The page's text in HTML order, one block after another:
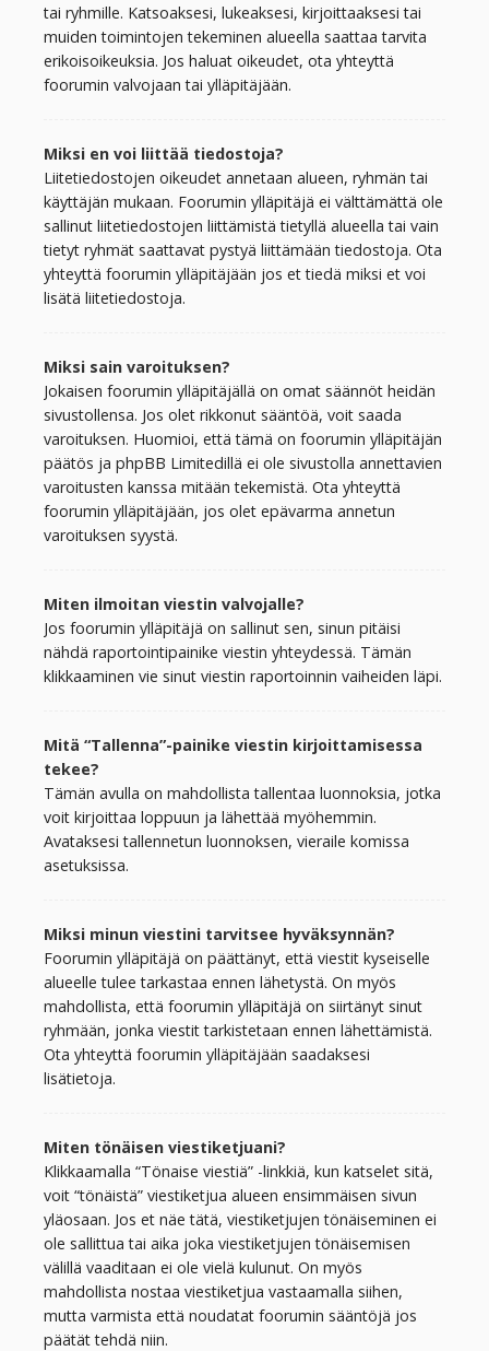
tai ryhmille. Katsoaksesi, lukeaksesi, kirjoittaaksesi tai
muiden toimintojen tekeminen alueella saattaa tarvita
erikoisoikeuksia. Jos haluat oikeudet, ota yhteyttä
foorumin valvojaan tai ylläpitäjään.
Miksi en voi liittää tiedostoja?
Liitetiedostojen oikeudet annetaan alueen, ryhmän tai
käyttäjän mukaan. Foorumin ylläpitäjä ei välttämättä ole
sallinut liitetiedostojen liittämistä tietyllä alueella tai vain
tietyt ryhmät saattavat pystyä liittämään tiedostoja. Ota
yhteyttä foorumin ylläpitäjään jos et tiedä miksi et voi
lisätä liitetiedostoja.
Miksi sain varoituksen?
Jokaisen foorumin ylläpitäjällä on omat säännöt heidän
sivustollensa. Jos olet rikkonut sääntöä, voit saada
varoituksen. Huomioi, että tämä on foorumin ylläpitäjän
päätös ja phpBB Limitedillä ei ole sivustolla annettavien
varoitusten kanssa mitään tekemistä. Ota yhteyttä
foorumin ylläpitäjään, jos olet epävarma annetun
varoituksen syystä.
Miten ilmoitan viestin valvojalle?
Jos foorumin ylläpitäjä on sallinut sen, sinun pitäisi
nähdä raportointipainike viestin yhteydessä. Tämän
klikkaaminen vie sinut viestin raportoinnin vaiheiden läpi.
Mitä “Tallenna”-painike viestin kirjoittamisessa
tekee?
Tämän avulla on mahdollista tallentaa luonnoksia, jotka
voit kirjoittaa loppuun ja lähettää myöhemmin.
Avataksesi tallennetun luonnoksen, vieraile komissa
asetuksissa.
Miksi minun viestini tarvitsee hyväksynnän?
Foorumin ylläpitäjä on päättänyt, että viestit kyseiselle
alueelle tulee tarkastaa ennen lähetystä. On myös
mahdollista, että foorumin ylläpitäjä on siirtänyt sinut
ryhmään, jonka viestit tarkistetaan ennen lähettämistä.
Ota yhteyttä foorumin ylläpitäjään saadaksesi
lisätietoja.
Miten tönäisen viestiketjuani?
Klikkaamalla “Tönaise viestiä” -linkkiä, kun katselet sitä,
voit “tönäistä” viestiketjua alueen ensimmäisen sivun
yläosaan. Jos et näe tätä, viestiketjujen tönäiseminen ei
ole sallittua tai aika joka viestiketjujen tönäisemisen
välillä vaaditaan ei ole vielä kulunut. On myös
mahdollista nostaa viestiketjua vastaamalla siihen,
mutta varmista että noudatat foorumin sääntöjä jos
päätät tehdä niin.